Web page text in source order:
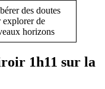
des doutes
explorer de
horizons
1h11 sur la